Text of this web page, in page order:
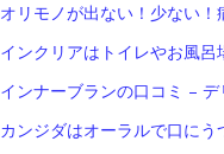
オリモノが出ない！少ない！
インクリアはトイレやお風呂
インナーブランの口コミ –
カンジダはオーラルで口にう